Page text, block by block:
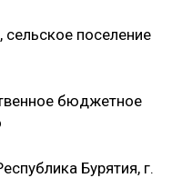
поселение
бюджетное
Бурятия, г.